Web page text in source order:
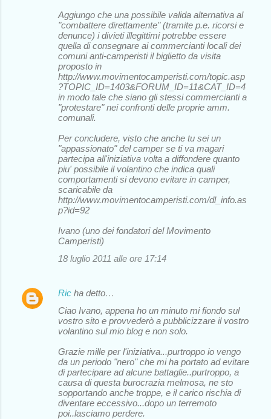
Aggiungo che una possibile valida alternativa al
"combattere direttamente" (tramite p.e. ricorsi e
denunce) i divieti illegittimi potrebbe essere
quella di consegnare ai commercianti locali dei
comuni anti-camperisti il biglietto da visita
proposto in
http://www.movimentocamperisti.com/topic.asp
?TOPIC_ID=1403&FORUM_ID=11&CAT_ID=4
in modo tale che siano gli stessi commercianti a
"protestare" nei confronti delle proprie amm.
comunali.
Per concludere, visto che anche tu sei un
"appassionato" del camper se ti va magari
partecipa all'iniziativa volta a diffondere quanto
piu' possibile il volantino che indica quali
comportamenti si devono evitare in camper,
scaricabile da
http://www.movimentocamperisti.com/dl_info.as
p?id=92
Ivano (uno dei fondatori del Movimento
Camperisti)
18 luglio 2011 alle ore 17:14
Ric ha detto…
Ciao Ivano, appena ho un minuto mi fiondo sul
vostro sito e provvederò a pubblicizzare il vostro
volantino sul mio blog e non solo.
Grazie mille per l'iniziativa...purtroppo io vengo
da un periodo "nero" che mi ha portato ad evitare
di partecipare ad alcune battaglie..purtroppo, a
causa di questa burocrazia melmosa, ne sto
sopportando anche troppe, e il carico rischia di
diventare eccessivo...dopo un terremoto
poi..lasciamo perdere.